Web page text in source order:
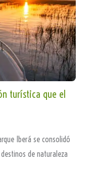
turística que el
Iberá se consolidó
de naturaleza